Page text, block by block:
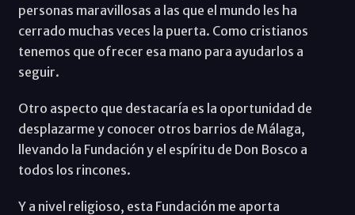
personas maravillosas a las que el mundo les ha
cerrado muchas veces la puerta. Como cristianos
tenemos que ofrecer esa mano para ayudarlos a
seguir.
Otro aspecto que destacaría es la oportunidad de
desplazarme y conocer otros barrios de Málaga,
llevando la Fundación y el espíritu de Don Bosco a
todos los rincones.
Y a nivel religioso, esta Fundación me aporta